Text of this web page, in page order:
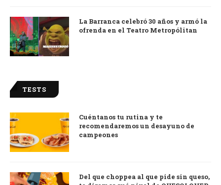
La Barranca celebró 30 años y armó la
ofrenda en el Teatro Metropólitan
TESTS
Cuéntanos tu rutina y te
recomendaremos un desayuno de
campeones
Del que choppea al que pide sin queso,